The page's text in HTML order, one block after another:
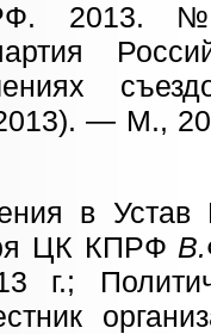
— М.,
в
ЦК КПРФ
г.;